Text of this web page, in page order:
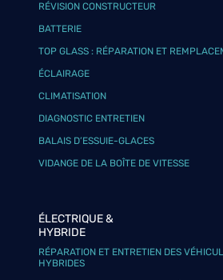
RÉVISION CONSTRUCTEUR
BATTERIE
TOP GLASS : RÉPARATION ET
ÉCLAIRAGE
CLIMATISATION
DIAGNOSTIC ENTRETIEN
BALAIS D’ESSUIE-GLACES
VIDANGE DE LA BOÎTE DE VITESSE
ÉLECTRIQUE &
HYBRIDE
RÉPARATION ET ENTRETIEN DES
HYBRIDES